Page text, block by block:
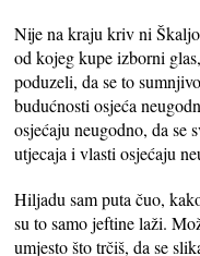
Nije na kraju kriv ni
od kojeg kupe izborni
poduzeli, da se to
budućnosti osjeća
osjećaju neugodno, da se
utjecaja i vlasti osjećaju
Hiljadu sam puta čuo,
su to samo jeftine laži.
umjesto što trčiš, da se